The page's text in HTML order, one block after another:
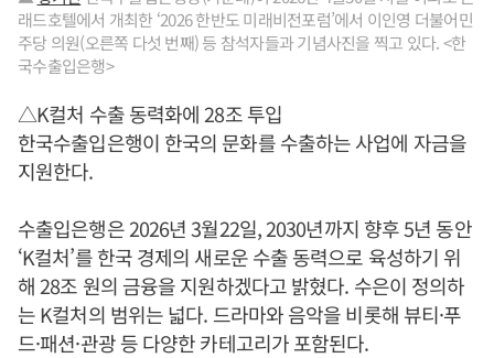
래드호텔에서 개최한 ‘2026 한반도 미래비전포럼’에서 이인영 더불어민
주당 의원(오른쪽 다섯 번째) 등 참석자들과 기념사진을 찍고 있다. <한
국수출입은행>
△K컬처 수출 동력화에 28조 투입
한국수출입은행이 한국의 문화를 수출하는 사업에 자금을
지원한다.
수출입은행은 2026년 3월22일, 2030년까지 향후 5년 동안
‘K컬처’를 한국 경제의 새로운 수출 동력으로 육성하기 위
해 28조 원의 금융을 지원하겠다고 밝혔다. 수은이 정의하
는 K컬처의 범위는 넓다. 드라마와 음악을 비롯해 뷰티·푸
드·패션·관광 등 다양한 카테고리가 포함된다.